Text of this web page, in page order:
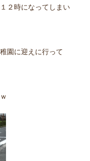
２時になってしまい
園に迎えに行って